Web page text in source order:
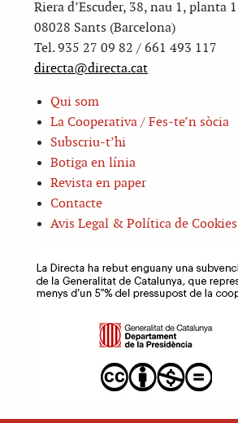
Riera d’Escuder, 38, nau 1, planta 1
08028 Sants (Barcelona)
Tel. 935 27 09 82 / 661 493 117
directa@directa.cat
Qui som
La Cooperativa / Fes-te’n sòcia
Subscriu-t’hi
Botiga en línia
Revista en paper
Contacte
Avis Legal & Política de Cookies